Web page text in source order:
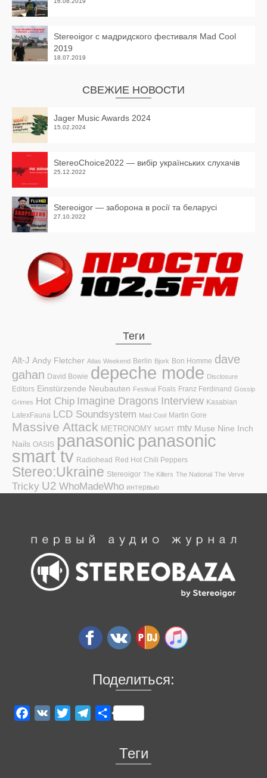
Stereoigor с мадридского фестиваля Mad Cool
2019
18.07.2019
СВЕЖИЕ НОВОСТИ
Jager Music Awards 2024
15.02.2024
StereoChoice2022 — вибір українських слухачів
25.12.2022
Stereoigor — заборона в росії та беларусі
27.10.2022
Теги
Alt-J Andy Fletcher Atlas Weekend Berlin Bjork Bon Homme dave
gahan David Bowie depeche mode Disclosure
Editors Einstürzende Neubauten Festival Foals Franz Ferdinand Gossip
Grimes Hot Chip Imagine Dragons Interview Kasabian
LatexFauna LCD Soundsystem Mad Cool Martin Gore
Massive Attack METRONOMY MGMT mtv Muse Nine Inch
Nails OASIS panasonic panasonic
smart tv Radiohead Red Hot Chili Peppers
Stereo:Ukraine Stereoigor The Killers The National The Verve
Tricky U2 WhoMadeWho интервью
Поделиться:
Facebook
VK Twitter TelegramОтправить
Теги